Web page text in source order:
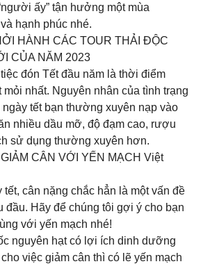
ấy” tận hưởng một mùa
hạnh phúc nhé.
HÀNH CÁC TOUR THẢI ĐỘC
CỦA NĂM 2023
đón Tết đầu năm là thời điểm
mỏi nhất. Nguyên nhân của tình trạng
tết bạn thường xuyên nạp vào
nhiều dầu mỡ, độ đạm cao, rượu
sử dụng thường xuyên hơn.
CÂN VỚI YẾN MẠCH Việt
cân nặng chắc hẳn là một vấn đề
đầu. Hãy để chúng tôi gợi ý cho bạn
với yến mạch nhé!
nguyên hạt có lợi ích dinh dưỡng
việc giảm cân thì có lẽ yến mạch